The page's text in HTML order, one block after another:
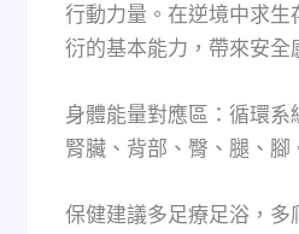
行動力量。在逆境中求
衍的基本能力，帶來安全
身體能量對應區：循環系
腎臟、背部、臀、腿、腳
保健建議多足療足浴，